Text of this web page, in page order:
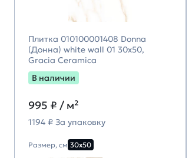
Плитка 010100001408 Donna
(Донна) white wall 01 30х50,
Gracia Ceramica
В наличии
995 ₽ / м²
1194 ₽ За упаковку
Размер, см 30х50